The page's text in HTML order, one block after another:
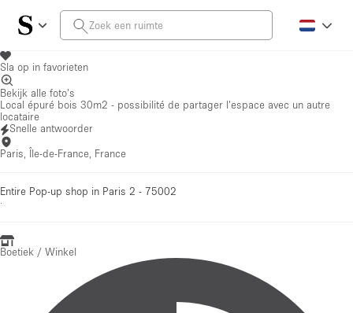
Sla op in favorieten
Bekijk alle foto's
Local épuré bois 30m2 - possibilité de partager l'espace avec un autre
locataire
Snelle antwoorder
Paris, Île-de-France, France
Entire Pop-up shop in Paris 2 - 75002
·
Boetiek / Winkel